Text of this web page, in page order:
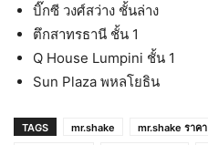
บิ๊กซี วงศ์สว่าง ชั้นล่าง
ตึกสาทรธานี ชั้น 1
Q House Lumpini ชั้น 1
Sun Plaza พหลโยธิน
TAGS mr.shake mr.shake ราคา